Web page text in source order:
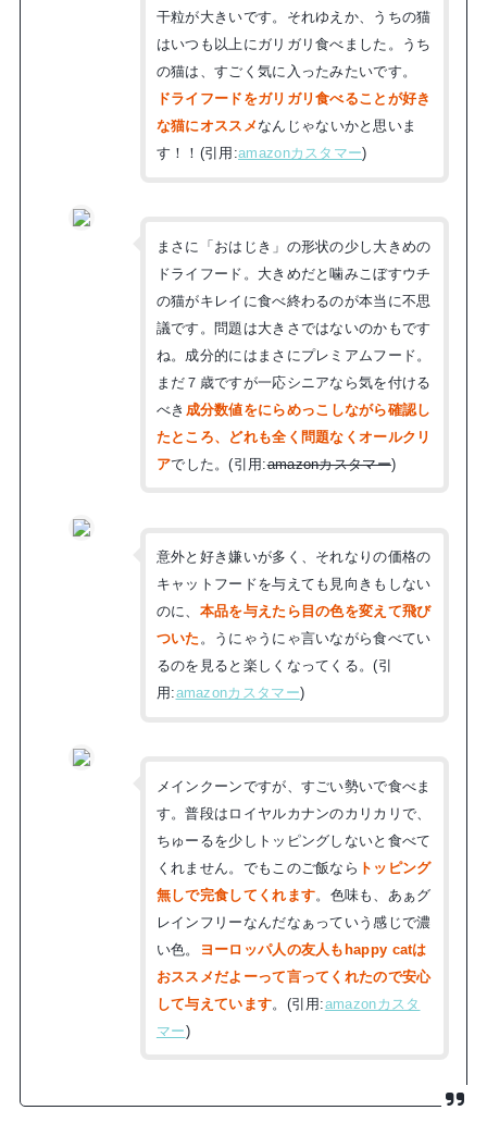
干粒が大きいです。それゆえか、うちの猫
はいつも以上にガリガリ食べました。うち
の猫は、すごく気に入ったみたいです。
ドライフードをガリガリ食べることが好き
な猫にオススメ なんじゃないかと思いま
す！！(引用:amazonカスタマー)
まさに「おはじき」の形状の少し大きめの
ドライフード。大きめだと噛みこぼすウチ
の猫がキレイに食べ終わるのが本当に不思
議です。問題は大きさではないのかもです
ね。成分的にはまさにプレミアムフード。
まだ７歳ですが一応シニアなら気を付ける
べき 成分数値をにらめっこしながら確認し
たところ、どれも全く問題なくオールクリ
アでした。(引用:amazonカスタマー)
意外と好き嫌いが多く、それなりの価格の
キャットフードを与えても見向きもしない
のに、 本品を与えたら目の色を変えて飛び
ついた 。うにゃうにゃ言いながら食べてい
るのを見ると楽しくなってくる。(引
用:amazonカスタマー)
メインクーンですが、すごい勢いで食べま
す。普段はロイヤルカナンのカリカリで、
ちゅーるを少しトッピングしないと食べて
くれません。でもこのご飯なら トッピング
無しで完食してくれます。色味も、あぁグ
レインフリーなんだなぁっていう感じで濃
い色。
ヨーロッパ人の友人もhappy catは
おススメだよーって言ってくれたので安心
して与えています。(引用:amazonカスタ
マー)